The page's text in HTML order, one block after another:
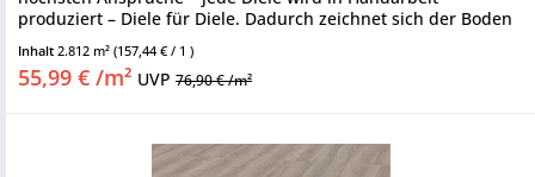
produziert – Diele für Diele. Dadurch zeichnet sich der Boden
Inhalt 2.812 m² (157,44 € / 1 )
55,99 € /m² UVP 76,90 € /m²